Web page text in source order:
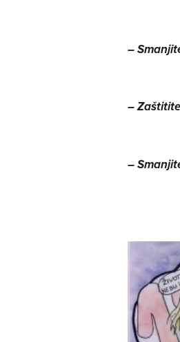
–
–
–